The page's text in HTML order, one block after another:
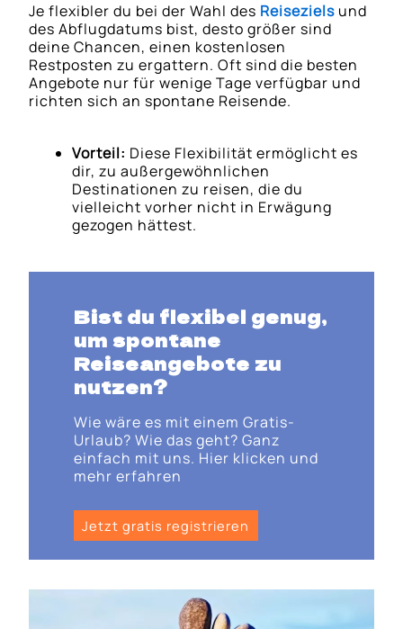
Je flexibler du bei der Wahl des Reiseziels und
des Abflugdatums bist, desto größer sind
deine Chancen, einen kostenlosen
Restposten zu ergattern. Oft sind die besten
Angebote nur für wenige Tage verfügbar und
richten sich an spontane Reisende.
Vorteil: Diese Flexibilität ermöglicht es
dir, zu außergewöhnlichen
Destinationen zu reisen, die du
vielleicht vorher nicht in Erwägung
gezogen hättest.
Bist du flexibel genug,
um spontane
Reiseangebote zu
nutzen?
Wie wäre es mit einem Gratis-
Urlaub? Wie das geht? Ganz
einfach mit uns. Hier klicken und
mehr erfahren
Jetzt gratis registrieren